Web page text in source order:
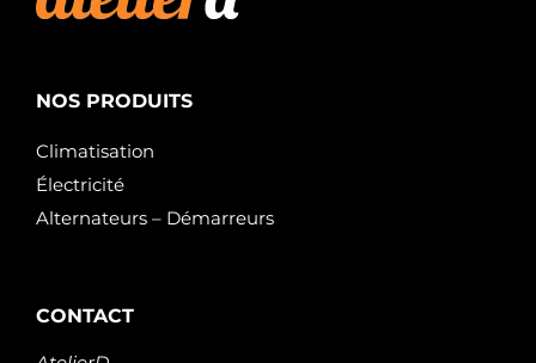
NOS PRODUITS
Climatisation
Électricité
Alternateurs – Démarreurs
CONTACT